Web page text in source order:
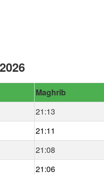
Maghrib
21:13
21:11
21:08
21:06